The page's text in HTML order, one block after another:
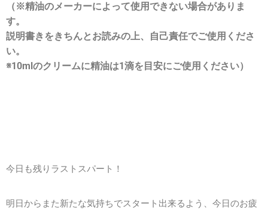
（※精油のメーカーによって使用できない場合がありま
す。
説明書きをきちんとお読みの上、自己責任でご使用くださ
い。
※10mlのクリームに精油は1滴を目安にご使用ください）
今日も残りラストスパート！
明日からまた新たな気持ちでスタート出来るよう、今日のお疲